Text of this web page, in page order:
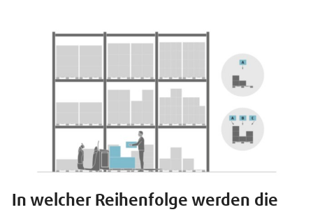
In welcher Reihenfolge werden die